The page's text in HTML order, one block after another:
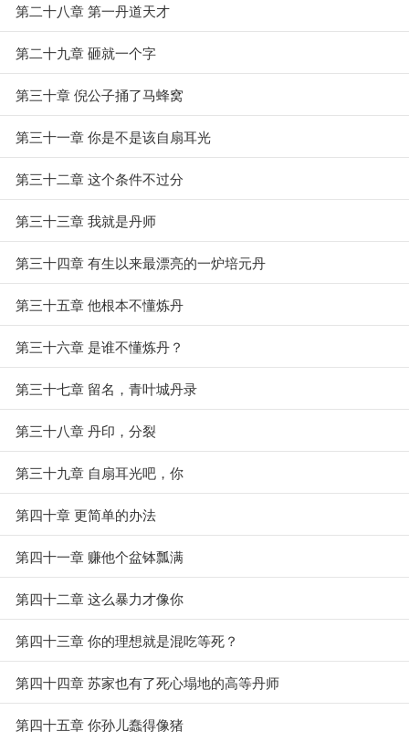
第二十八章 第一丹道天才
第二十九章 砸就一个字
第三十章 倪公子捅了马蜂窝
第三十一章 你是不是该自扇耳光
第三十二章 这个条件不过分
第三十三章 我就是丹师
第三十四章 有生以来最漂亮的一炉培元丹
第三十五章 他根本不懂炼丹
第三十六章 是谁不懂炼丹？
第三十七章 留名，青叶城丹录
第三十八章 丹印，分裂
第三十九章 自扇耳光吧，你
第四十章 更简单的办法
第四十一章 赚他个盆钵瓢满
第四十二章 这么暴力才像你
第四十三章 你的理想就是混吃等死？
第四十四章 苏家也有了死心塌地的高等丹师
第四十五章 你孙儿蠢得像猪